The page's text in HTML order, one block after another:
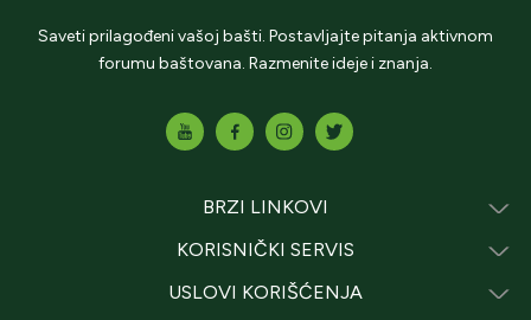
Saveti prilagođeni vašoj bašti. Postavljajte pitanja aktivnom
forumu baštovana. Razmenite ideje i znanja.
BRZI LINKOVI
KORISNIČKI SERVIS
USLOVI KORIŠĆENJA